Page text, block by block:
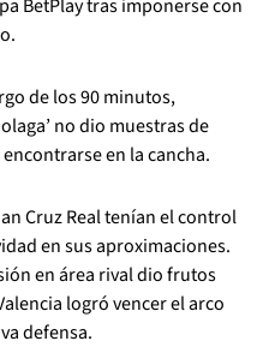
BetPlay tras imponerse con
de los 90 minutos,
no dio muestras de
en la cancha.
Cruz Real tenían el control
en sus aproximaciones.
en área rival dio frutos
logró vencer el arco
defensa.